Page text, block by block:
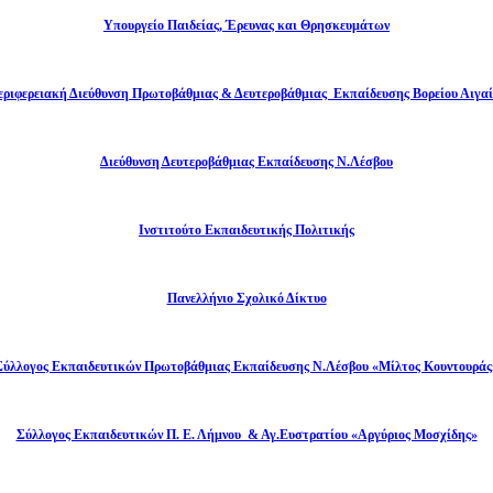
Υπουργείο Παιδείας, Έρευνας και Θρησκευμάτων
Διεύθυνση Πρωτοβάθμιας & Δευτεροβάθμιας Εκπαίδευσης Βορείου
Διεύθυνση Δευτεροβάθμιας Εκπαίδευσης Ν.Λέσβου
Ινστιτούτο Εκπαιδευτικής Πολιτικής
Πανελλήνιο Σχολικό Δίκτυο
Εκπαιδευτικών Πρωτοβάθμιας Εκπαίδευσης Ν.Λέσβου «Μίλτος
Σύλλογος Εκπαιδευτικών Π. Ε. Λήμνου & Αγ.Ευστρατίου «Αργύριος Μοσχίδης»